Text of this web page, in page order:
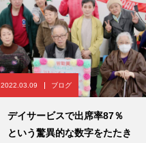
2022.03.09 ブログ
デイサービスで出席率87％
という驚異的な数字をたたき